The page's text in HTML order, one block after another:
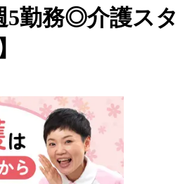
5勤務◎介護スタ